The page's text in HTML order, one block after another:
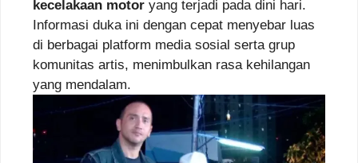
kecelakaan motor yang terjadi pada dini hari.
Informasi duka ini dengan cepat menyebar luas
di berbagai platform media sosial serta grup
komunitas artis, menimbulkan rasa kehilangan
yang mendalam.